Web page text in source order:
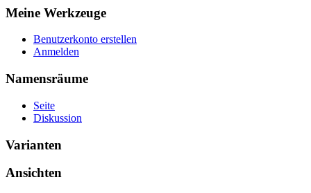
Meine Werkzeuge
Benutzerkonto erstellen
Anmelden
Namensräume
Seite
Diskussion
Varianten
Ansichten